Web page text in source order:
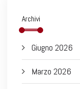
Archivi
Giugno 2026
Marzo 2026